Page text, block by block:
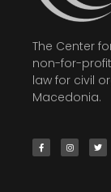
The Center
non-for-
law for civil
Macedonia.